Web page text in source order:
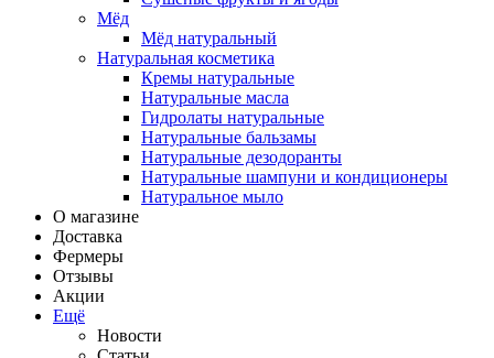
Мёд
Мёд натуральный
Натуральная косметика
Кремы натуральные
Натуральные масла
Гидролаты натуральные
Натуральные бальзамы
Натуральные дезодоранты
Натуральные шампуни и кондиционеры
Натуральное мыло
О магазине
Доставка
Фермеры
Отзывы
Акции
Ещё
Новости